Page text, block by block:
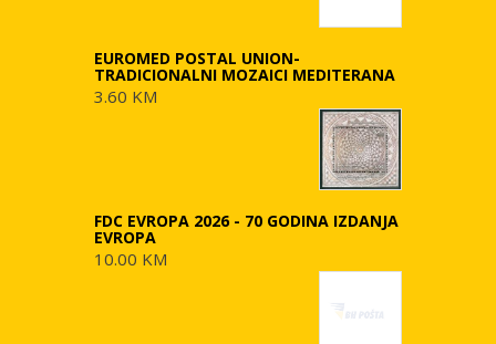
EUROMED POSTAL UNION-
TRADICIONALNI MOZAICI MEDITERANA
3.60 KM
FDC EVROPA 2026 - 70 GODINA IZDANJA
EVROPA
10.00 KM